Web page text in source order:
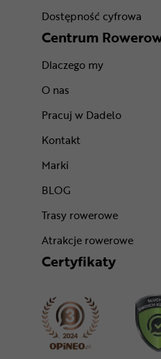
Dostępność cyfrowa
Centrum
Dlaczego my
O nas
Pracuj w Dadelo
Kontakt
Marki
BLOG
Trasy rowerowe
Atrakcje rowerowe
Certyfikaty